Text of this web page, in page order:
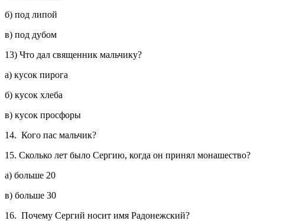
б) под липой
в) под дубом
13) Что дал священник мальчику?
а) кусок пирога
б) кусок хлеба
в) кусок просфоры
14. Кого пас мальчик?
15. Сколько лет было Сергию, когда он принял монашество?
а) больше 20
в) больше 30
16. Почему Сергий носит имя Радонежский?